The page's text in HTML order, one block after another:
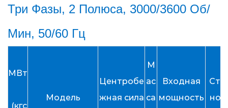
Три Фазы, 2 Полюса, 3000/3600 Об/
Мин, 50/60 Гц
МВт
(кгс
Модель
Центробе
жная сила
М
ас
са
Входная
мощность